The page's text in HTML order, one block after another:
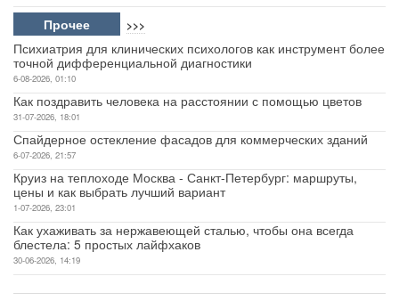
Прочее >>>
Психиатрия для клинических психологов как инструмент более
точной дифференциальной диагностики
6-08-2026, 01:10
Как поздравить человека на расстоянии с помощью цветов
31-07-2026, 18:01
Спайдерное остекление фасадов для коммерческих зданий
6-07-2026, 21:57
Круиз на теплоходе Москва - Санкт-Петербург: маршруты,
цены и как выбрать лучший вариант
1-07-2026, 23:01
Как ухаживать за нержавеющей сталью, чтобы она всегда
блестела: 5 простых лайфхаков
30-06-2026, 14:19